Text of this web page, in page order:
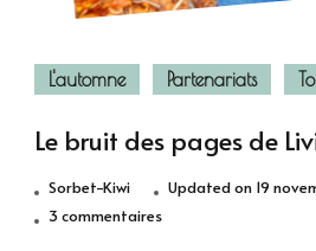
L'automne Partenariats
Le bruit des pages de
Sorbet-Kiwi Updated on 19
3 commentairessur